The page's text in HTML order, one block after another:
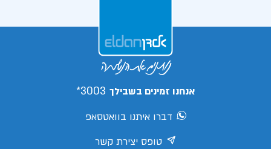
אנחנו זמינים בשבילך 3003*
דברו איתנו בוואטסאפ
טופס יצירת קשר